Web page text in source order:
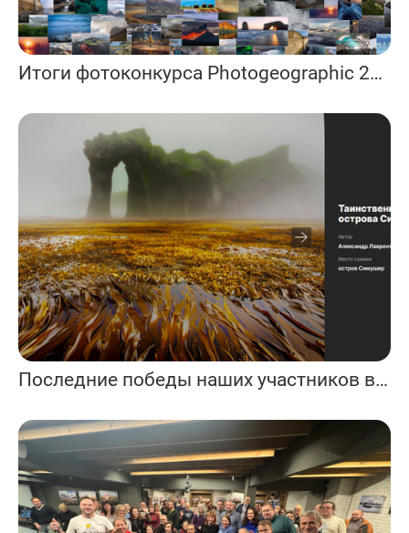
Итоги фотоконкурса Photogeographic 2025
Последние победы наших участников в фотоконкурсах